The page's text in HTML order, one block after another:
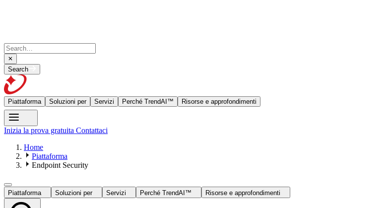
Search
Piattaforma Soluzioni per Servizi Perché TrendAI™ Risorse e approfondimenti
Inizia la prova gratuita Contattaci
Home
Piattaforma
Endpoint Security
Piattaforma Soluzioni per Servizi Perché TrendAI™ Risorse e approfondimenti